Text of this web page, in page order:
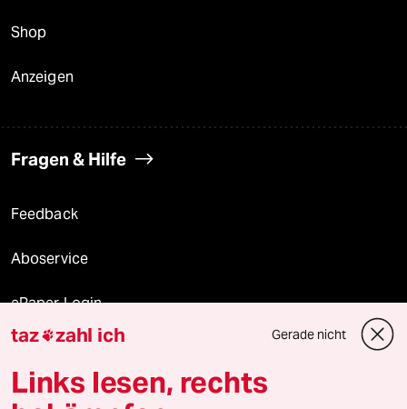
Shop
Anzeigen
Fragen & Hilfe
Feedback
Aboservice
ePaper Login
Downloads für Abonnierende
taz zahl ich Gerade nicht
Links lesen, rechts